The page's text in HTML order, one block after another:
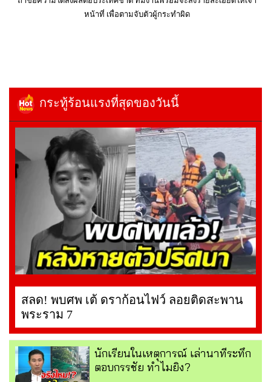
หน้าที่ เพื่อตามจับตัวผู้กระทำผิด
กระทู้ร้อนแรงที่สุดของวันนี้
สลด! พบศพ เต้ ดราก้อนไฟว์ ลอยติดสะพาน
พระราม 7
นักเรียนในเหตุการณ์ เล่านาทีระทึก
ตอบกรรชัย ทำไมยิง?